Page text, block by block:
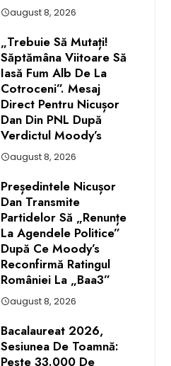
august 8, 2026
„Trebuie Să Mutați!
Săptămâna Viitoare Să
Iasă Fum Alb De La
Cotroceni”. Mesaj
Direct Pentru Nicușor
Dan Din PNL După
Verdictul Moody’s
august 8, 2026
Președintele Nicușor
Dan Transmite
Partidelor Să „renunțe
La Agendele Politice”
După Ce Moody’s
Reconfirmă Ratingul
României La „Baa3”
august 8, 2026
Bacalaureat 2026,
Sesiunea De Toamnă:
Peste 33.000 De